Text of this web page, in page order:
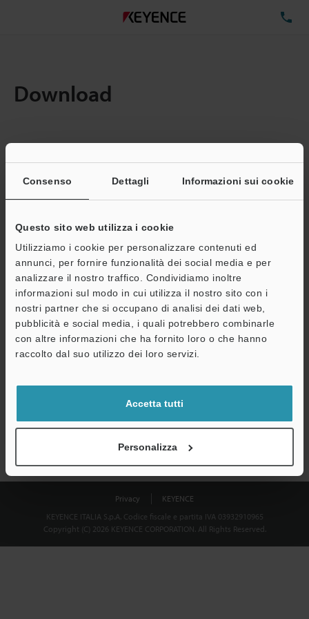
Consenso Dettagli Informazioni sui cookie
Questo sito web utilizza i cookie
Utilizziamo i cookie per personalizzare contenuti ed
annunci, per fornire funzionalità dei social media e per
analizzare il nostro traffico. Condividiamo inoltre
informazioni sul modo in cui utilizza il nostro sito con i
nostri partner che si occupano di analisi dei dati web,
pubblicità e social media, i quali potrebbero combinarle
con altre informazioni che ha fornito loro o che hanno
raccolto dal suo utilizzo dei loro servizi.
Accetta tutti
Personalizza
Download
Quantita: 1Dimensioni file totali:0.71MB
Indirizzo e-mail (obbligatorio)
Download
Dichiarazione sulla privacy
Privacy
KEYENCE
KEYENCE ITALIA S.p.A. Codice fiscale e partita IVA 03932910965
Copyright (C) 2026 KEYENCE CORPORATION. All Rights Reserved.